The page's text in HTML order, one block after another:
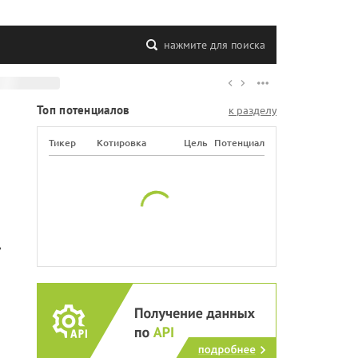
нажмите для поиска
Топ потенциалов к разделу
Тикер Котировка Цель Потенциал